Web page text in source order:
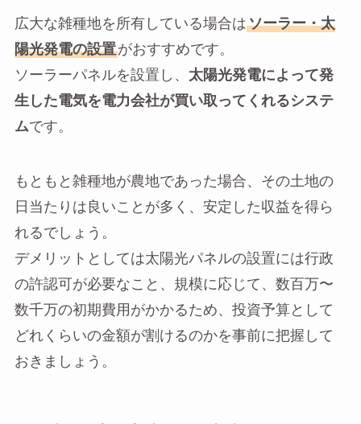
広大な雑種地を所有している場合はソーラー・太
陽光発電の設置がおすすめです。
ソーラーパネルを設置し、 太陽光発電によって発
生した電気を電力会社が買い取ってくれるシステ
ムです。
もともと雑種地が農地であった場合、その土地の
日当たりは良いことが多く、安定した収益を得ら
れるでしょう。
デメリットとしては太陽光パネルの設置には行政
の許認可が必要なこと、規模に応じて、数百万〜
数千万の初期費用がかかるため、投資予算として
どれくらいの金額が割けるのかを事前に把握して
おきましょう。